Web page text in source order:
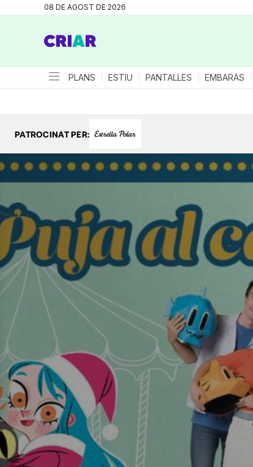
08 DE AGOST DE 2026
PLANS ESTIU PANTALLES EMBARÀS
PATROCINAT PER: